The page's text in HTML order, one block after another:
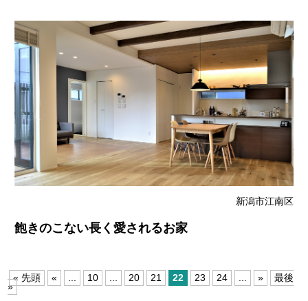
新潟市江南区
飽きのこない長く愛されるお家
« 先頭 « ... 10 ... 20 21 22 23 24 ... »
最後
»